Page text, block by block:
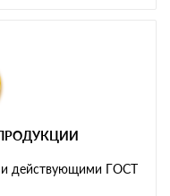
и действующими ГОСТ